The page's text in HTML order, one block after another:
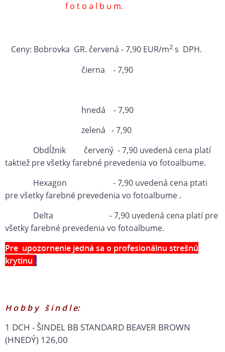
f o t o a l b u m.
Ceny: Bobrovka GR. červená - 7,90 EUR/m2 s DPH.
čierna -7,90
hnedá - 7,90
zelená - 7,90
Obdĺžnik červený - 7,90 uvedená cena platí
taktiež pre všetky farebné prevedenia vo fotoalbume.
Hexagon - 7,90 uvedená cena ptati
pre všetky farebné prevedenia vo fotoalbume .
Delta - 7,90 uvedená cena platí pre
všetky farebné prevedenia vo fotoalbume.
Pre upozornenie jedná sa o profesionálnu strešnú
krytinu .
H o b b y š i n d l e:
1 DCH - ŠINDEL BB STANDARD BEAVER BROWN
(HNEDÝ) 126,00